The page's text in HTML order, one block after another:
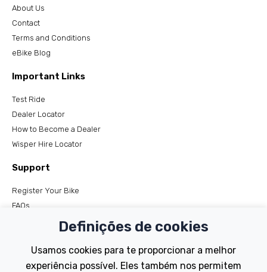
About Us
Contact
Terms and Conditions
eBike Blog
Important Links
Test Ride
Dealer Locator
How to Become a Dealer
Wisper Hire Locator
Support
Register Your Bike
FAQs
Definições de cookies
Usamos cookies para te proporcionar a melhor
experiência possível. Eles também nos permitem